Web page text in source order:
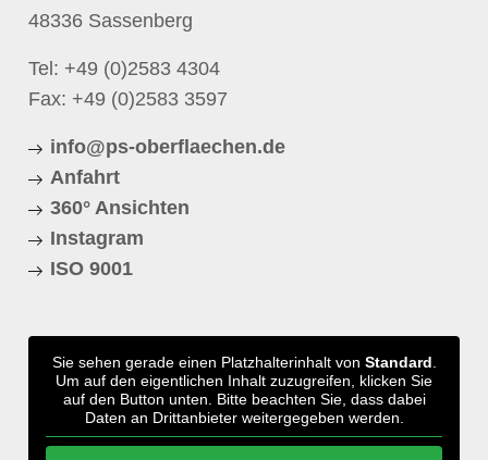
48336 Sassenberg
Tel: +49 (0)2583 4304
Fax: +49 (0)2583 3597
info@ps-oberflaechen.de
Anfahrt
360° Ansichten
Instagram
ISO 9001
Sie sehen gerade einen Platzhalterinhalt von Standard
Um auf den eigentlichen Inhalt zuzugreifen, klicken Sie
auf den Button unten. Bitte beachten Sie, dass dabei
Daten an Drittanbieter weitergegeben werden.